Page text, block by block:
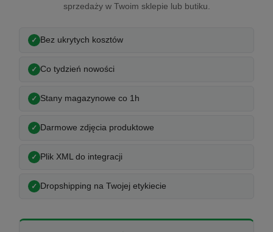
sprzedaży w Twoim sklepie lub butiku.
Bez ukrytych kosztów
Co tydzień nowości
Stany magazynowe co 1h
Darmowe zdjęcia produktowe
Plik XML do integracji
Dropshipping na Twojej etykiecie